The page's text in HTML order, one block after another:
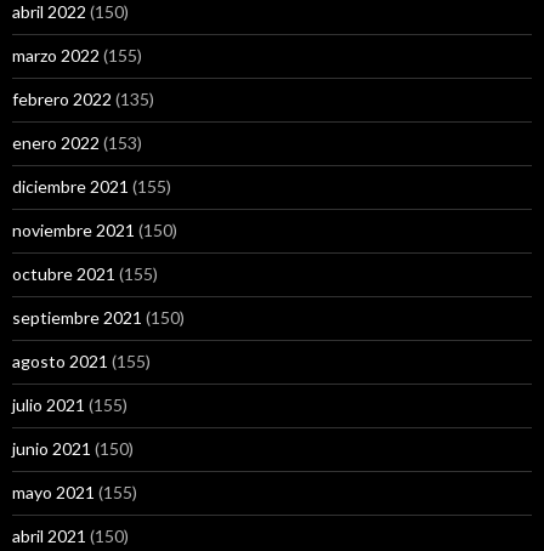
abril 2022 (150)
marzo 2022 (155)
febrero 2022 (135)
enero 2022 (153)
diciembre 2021 (155)
noviembre 2021 (150)
octubre 2021 (155)
septiembre 2021 (150)
agosto 2021 (155)
julio 2021 (155)
junio 2021 (150)
mayo 2021 (155)
abril 2021 (150)